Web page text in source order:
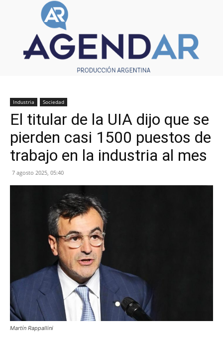
Industria Sociedad
El titular de la UIA dijo que se
pierden casi 1500 puestos de
trabajo en la industria al mes
7 agosto 2025, 05:40
Martín Rappallini